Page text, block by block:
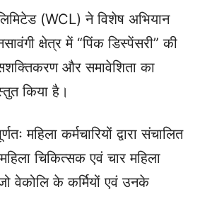
(WCL) ने विशेष अभियान
क्षेत्र में “पिंक डिस्पेंसरी” की
और समावेशिता का
किया है।
महिला कर्मचारियों द्वारा संचालित
चिकित्सक एवं चार महिला
वेकोलि के कर्मियों एवं उनके